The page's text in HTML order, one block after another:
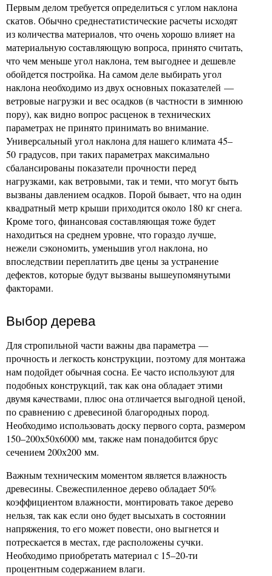
Первым делом требуется определиться с углом наклона
скатов. Обычно среднестатистические расчеты исходят
из количества материалов, что очень хорошо влияет на
материальную составляющую вопроса, принято считать,
что чем меньше угол наклона, тем выгоднее и дешевле
обойдется постройка. На самом деле выбирать угол
наклона необходимо из двух основных показателей —
ветровые нагрузки и вес осадков (в частности в зимнюю
пору), как видно вопрос расценок в технических
параметрах не принято принимать во внимание.
Универсальный угол наклона для нашего климата 45–
50 градусов, при таких параметрах максимально
сбалансированы показатели прочности перед
нагрузками, как ветровыми, так и теми, что могут быть
вызваны давлением осадков. Порой бывает, что на один
квадратный метр крыши приходится около 180 кг снега.
Кроме того, финансовая составляющая тоже будет
находиться на среднем уровне, что гораздо лучше,
нежели сэкономить, уменьшив угол наклона, но
впоследствии переплатить две цены за устранение
дефектов, которые будут вызваны вышеупомянутыми
факторами.
Выбор дерева
Для стропильной части важны два параметра —
прочность и легкость конструкции, поэтому для монтажа
нам подойдет обычная сосна. Ее часто используют для
подобных конструкций, так как она обладает этими
двумя качествами, плюс она отличается выгодной ценой,
по сравнению с древесиной благородных пород.
Необходимо использовать доску первого сорта, размером
150–200х50х6000 мм, также нам понадобится брус
сечением 200х200 мм.
Важным техническим моментом является влажность
древесины. Свежеспиленное дерево обладает 50%
коэффициентом влажности, монтировать такое дерево
нельзя, так как если оно будет высыхать в состоянии
напряжения, то его может повести, оно выгнется и
потрескается в местах, где расположены сучки.
Необходимо приобретать материал с 15–20-ти
процентным содержанием влаги.